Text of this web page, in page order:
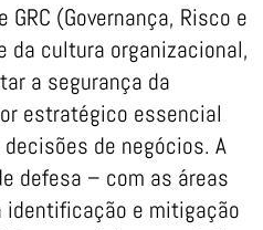
(Governança, Risco e
da cultura organizacional,
a segurança da
estratégico essencial
de negócios. A
defesa – com as áreas
identificação e mitigação